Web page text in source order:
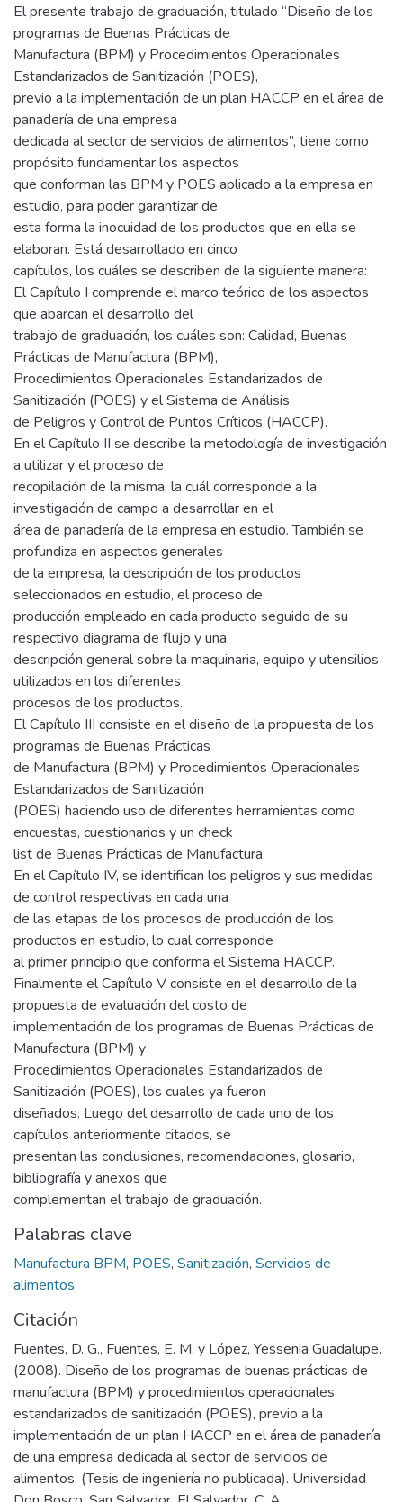
El presente trabajo de graduación, titulado “Diseño de los
programas de Buenas Prácticas de
Manufactura (BPM) y Procedimientos Operacionales
Estandarizados de Sanitización (POES),
previo a la implementación de un plan HACCP en el área de
panadería de una empresa
dedicada al sector de servicios de alimentos”, tiene como
propósito fundamentar los aspectos
que conforman las BPM y POES aplicado a la empresa en
estudio, para poder garantizar de
esta forma la inocuidad de los productos que en ella se
elaboran. Está desarrollado en cinco
capítulos, los cuáles se describen de la siguiente manera:
El Capítulo I comprende el marco teórico de los aspectos
que abarcan el desarrollo del
trabajo de graduación, los cuáles son: Calidad, Buenas
Prácticas de Manufactura (BPM),
Procedimientos Operacionales Estandarizados de
Sanitización (POES) y el Sistema de Análisis
de Peligros y Control de Puntos Críticos (HACCP).
En el Capítulo II se describe la metodología de investigación
a utilizar y el proceso de
recopilación de la misma, la cuál corresponde a la
investigación de campo a desarrollar en el
área de panadería de la empresa en estudio. También se
profundiza en aspectos generales
de la empresa, la descripción de los productos
seleccionados en estudio, el proceso de
producción empleado en cada producto seguido de su
respectivo diagrama de flujo y una
descripción general sobre la maquinaria, equipo y utensilios
utilizados en los diferentes
procesos de los productos.
El Capítulo III consiste en el diseño de la propuesta de los
programas de Buenas Prácticas
de Manufactura (BPM) y Procedimientos Operacionales
Estandarizados de Sanitización
(POES) haciendo uso de diferentes herramientas como
encuestas, cuestionarios y un check
list de Buenas Prácticas de Manufactura.
En el Capítulo IV, se identifican los peligros y sus medidas
de control respectivas en cada una
de las etapas de los procesos de producción de los
productos en estudio, lo cual corresponde
al primer principio que conforma el Sistema HACCP.
Finalmente el Capítulo V consiste en el desarrollo de la
propuesta de evaluación del costo de
implementación de los programas de Buenas Prácticas de
Manufactura (BPM) y
Procedimientos Operacionales Estandarizados de
Sanitización (POES), los cuales ya fueron
diseñados. Luego del desarrollo de cada uno de los
capítulos anteriormente citados, se
presentan las conclusiones, recomendaciones, glosario,
bibliografía y anexos que
complementan el trabajo de graduación.
Palabras clave
Manufactura BPM, POES, Sanitización, Servicios de
alimentos
Citación
Fuentes, D. G., Fuentes, E. M. y López, Yessenia Guadalupe.
(2008). Diseño de los programas de buenas prácticas de
manufactura (BPM) y procedimientos operacionales
estandarizados de sanitización (POES), previo a la
implementación de un plan HACCP en el área de panadería
de una empresa dedicada al sector de servicios de
alimentos. (Tesis de ingeniería no publicada). Universidad